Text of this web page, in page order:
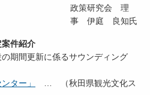
政策研究会 理
事 伊庭 良知氏
件紹介
期間更新に係るサウンディング
ター」
… （秋田県観光文化ス